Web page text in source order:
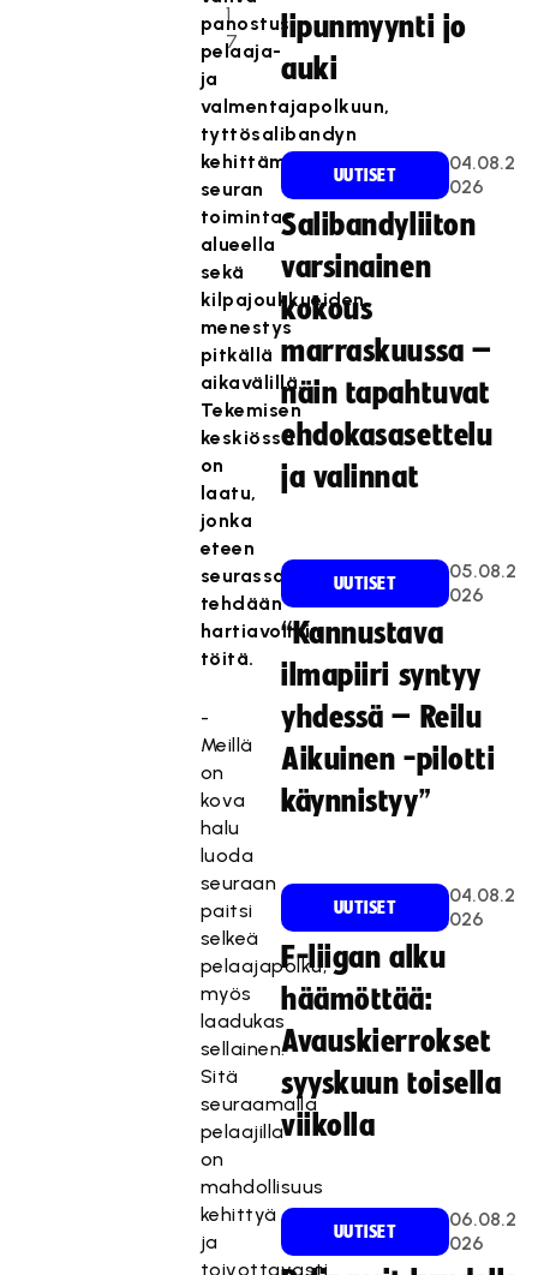
1
7
panostus
pelaaja-
ja
valmentajapolkuun,
tyttösalibandyn
kehittäminen
seuran
toiminta-
alueella
sekä
kilpajoukkueiden
menestys
pitkällä
aikavälillä.
Tekemisen
keskiössä
on
laatu,
jonka
eteen
seurassa
tehdään
hartiavoimin
töitä.
-
Meillä
on
kova
halu
luoda
seuraan
paitsi
selkeä
pelaajapolku,
myös
laadukas
sellainen.
Sitä
seuraamalla
pelaajilla
on
mahdollisuus
kehittyä
ja
toivottavasti
lipunmyynti jo
auki
UUTISET
04.08.2
026
Salibandyliiton
varsinainen
kokous
marraskuussa –
näin tapahtuvat
ehdokasasettelu
ja valinnat
UUTISET
05.08.2
026
“Kannustava
ilmapiiri syntyy
yhdessä – Reilu
Aikuinen -pilotti
käynnistyy”
UUTISET
04.08.2
026
F-liigan alku
häämöttää:
Avauskierrokset
syyskuun toisella
viikolla
UUTISET
06.08.2
026